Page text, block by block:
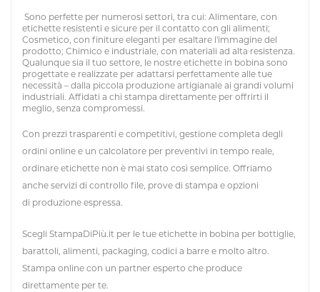
Sono perfette per numerosi settori, tra cui: Alimentare, con
etichette resistenti e sicure per il contatto con gli alimenti;
Cosmetico, con finiture eleganti per esaltare l'immagine del
prodotto; Chimico e industriale, con materiali ad alta resistenza.
Qualunque sia il tuo settore, le nostre etichette in bobina sono
progettate e realizzate per adattarsi perfettamente alle tue
necessità – dalla piccola produzione artigianale ai grandi volumi
industriali. Affidati a chi stampa direttamente per offrirti il
meglio, senza compromessi.
Con prezzi trasparenti e competitivi, gestione completa degli
ordini online e un calcolatore per preventivi in tempo reale,
ordinare etichette non è mai stato così semplice. Offriamo
anche servizi di controllo file, prove di stampa e opzioni
di produzione espressa.
Scegli StampaDiPiù.it per le tue etichette in bobina per bottiglie,
barattoli, alimenti, packaging, codici a barre e molto altro.
Stampa online con un partner esperto che produce
direttamente per te.